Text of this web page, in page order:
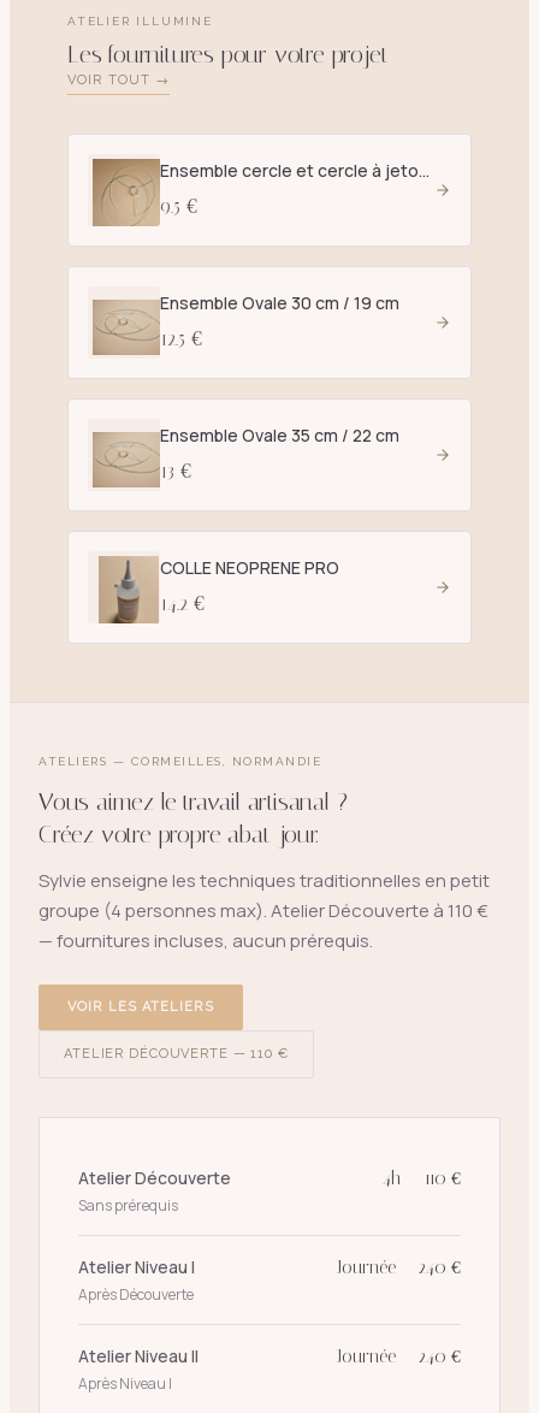
ATELIER ILLUMINE
Les fournitures pour votre projet
VOIR TOUT →
Ensemble cercle et cercle à jetons D. 25 cm blanc - E27
9.5 €
Ensemble Ovale 30 cm / 19 cm
12.5 €
Ensemble Ovale 35 cm / 22 cm
13 €
COLLE NEOPRENE PRO
14.2 €
ATELIERS — CORMEILLES, NORMANDIE
Vous aimez le travail artisanal ?
Créez votre propre abat-jour.
Sylvie enseigne les techniques traditionnelles en petit
groupe (4 personnes max). Atelier Découverte à 110 €
— fournitures incluses, aucun prérequis.
VOIR LES ATELIERS
ATELIER DÉCOUVERTE — 110 €
Atelier Découverte
Sans prérequis
4h — 110 €
Atelier Niveau I
Après Découverte
Journée — 240 €
Atelier Niveau II
Après Niveau I
Journée — 240 €